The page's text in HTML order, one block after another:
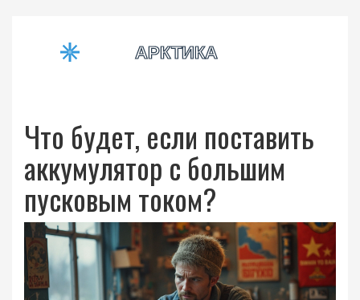
Что будет, если поставить
аккумулятор с большим
пусковым током?